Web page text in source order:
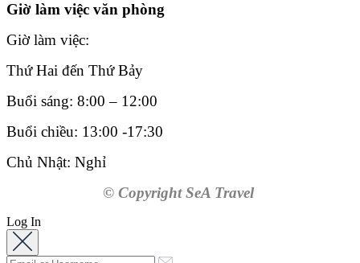
Giờ làm việc văn phòng
Giờ làm việc:
Thứ Hai đến Thứ Bảy
Buổi sáng: 8:00 – 12:00
Buổi chiều: 13:00 -17:30
Chủ Nhật: Nghỉ
© Copyright SeA Travel
Log In